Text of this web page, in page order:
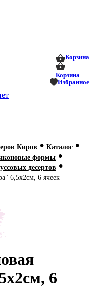
Корзина
Корзина
Избранное
Киров • Каталог •
формы •
десертов •
6,5х2см, 6 ячеек
6